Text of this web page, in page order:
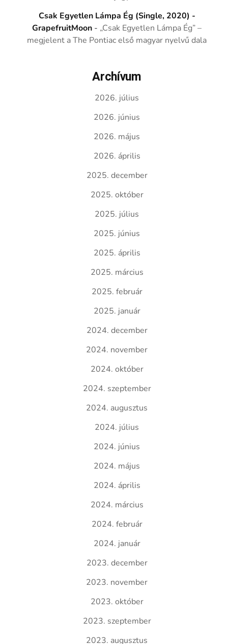
Csak Egyetlen Lámpa Ég (Single, 2020) -
GrapefruitMoon - „Csak Egyetlen Lámpa Ég” –
megjelent a The Pontiac első magyar nyelvű dala
Archívum
2026. július
2026. június
2026. május
2026. április
2025. december
2025. október
2025. július
2025. június
2025. április
2025. március
2025. február
2025. január
2024. december
2024. november
2024. október
2024. szeptember
2024. augusztus
2024. július
2024. június
2024. május
2024. április
2024. március
2024. február
2024. január
2023. december
2023. november
2023. október
2023. szeptember
2023. augusztus